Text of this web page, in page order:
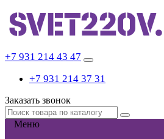
+7 931 214 43 47
+7 931 214 37 31
Заказать звонок
Меню